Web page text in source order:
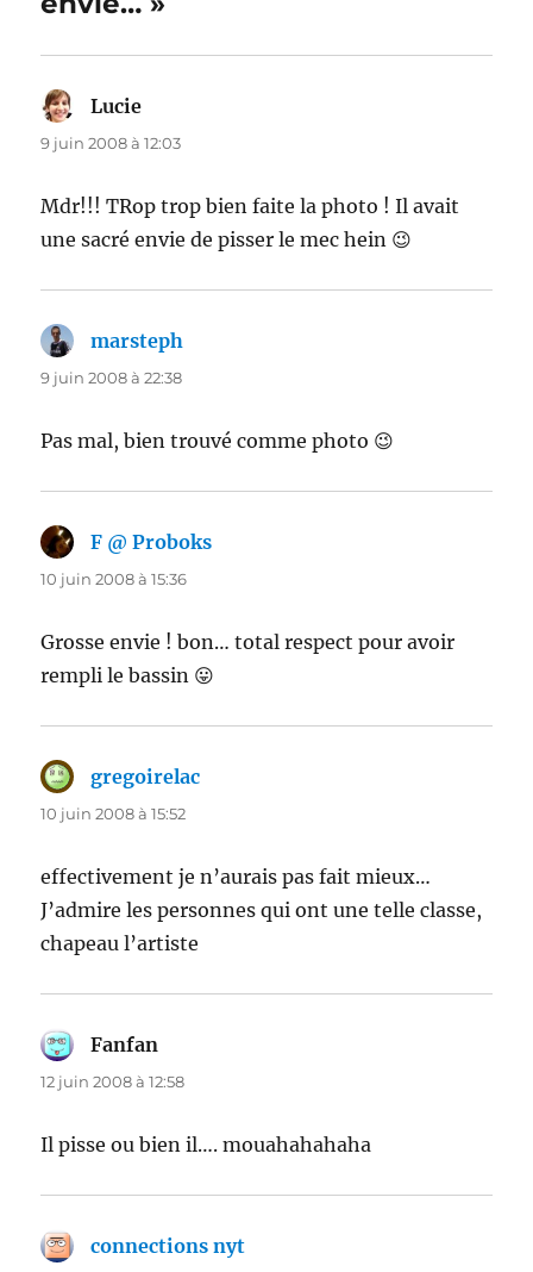
Lucie
9 juin 2008 à 12:03
Mdr!!! TRop trop bien faite la photo ! Il avait
une sacré envie de pisser le mec hein 😉
marsteph
9 juin 2008 à 22:38
Pas mal, bien trouvé comme photo 😉
F @ Proboks
10 juin 2008 à 15:36
Grosse envie ! bon… total respect pour avoir
rempli le bassin 😛
gregoirelac
10 juin 2008 à 15:52
effectivement je n’aurais pas fait mieux…
J’admire les personnes qui ont une telle classe,
chapeau l’artiste
Fanfan
12 juin 2008 à 12:58
Il pisse ou bien il…. mouahahahaha
connections nyt